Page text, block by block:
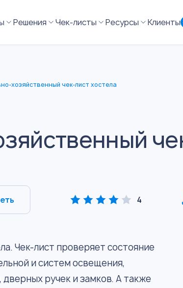
Решения Чек-листы Ресурсы Клиенты
хозяйственный чек-лист хостела
4
Чек-лист проверяет состояние
и систем освещения,
ручек и замков. А также